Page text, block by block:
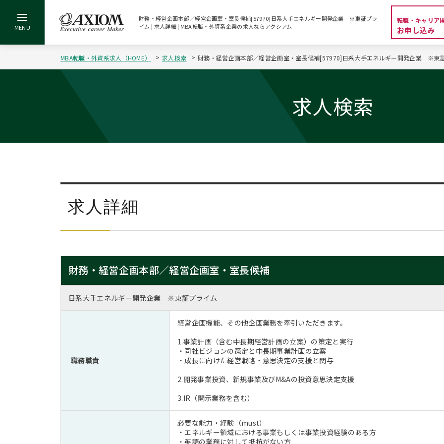
財務・経営企画本部／経営企画室・室長候補[57970]日系大手エネルギー開発企業 ※東証プラ
イム | 求人詳細 | MBA転職・外資系企業の求人ならアクシアム
転職・キャリア
お申し込み
MBA転職・外資系求人（HOME） 求人検索 財務・経営企画本部／経営企画室・室長候補[57970]日系大手エネルギー開発企業 ※東
求人検索
求人詳細
財務・経営企画本部／経営企画室・室長候補
日系大手エネルギー開発企業 ※東証プライム
職務職責
経営企画機能、その他企画業務を牽引いただきます。
1.事業計画（含む中長期経営計画の立案）の策定と実行
・同社ビジョンの策定と中長期事業計画の立案
・成長に向けた経営戦略・意思決定の支援と関与
2.開発事業投資、新規事業及びM&Aの投資意思決定支援
3.IR（開示業務を含む）
必要な能力・経験（must）
・エネルギー領域における事業もしくは事業投資経験のある方
・英語の業務に対して抵抗がない方